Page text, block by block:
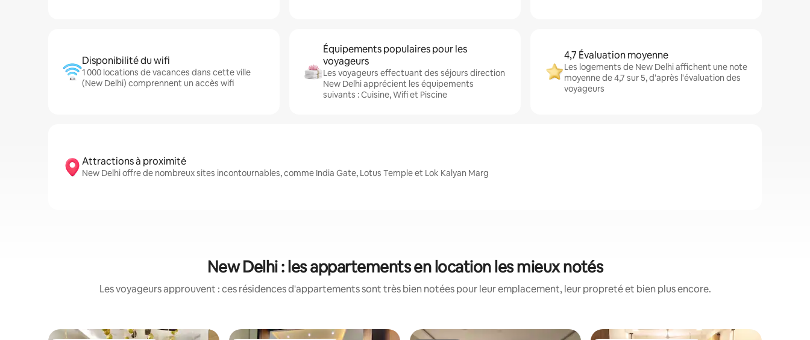
Disponibilité du wifi
1 000 locations de vacances dans cette ville
(New Delhi) comprennent un accès wifi
Équipements populaires pour les
voyageurs
Les voyageurs effectuant des séjours direction
New Delhi apprécient les équipements
suivants : Cuisine, Wifi et Piscine
4,7 Évaluation moyenne
Les logements de New Delhi affichent une note
moyenne de 4,7 sur 5, d'après l'évaluation des
voyageurs
Attractions à proximité
New Delhi offre de nombreux sites incontournables, comme India Gate, Lotus Temple et Lok Kalyan Marg
New Delhi : les appartements en location les mieux notés
Les voyageurs approuvent : ces résidences d'appartements sont très bien notées pour leur emplacement, leur propreté et bien plus encore.